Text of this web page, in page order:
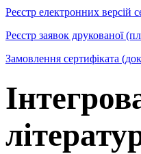
Реєстр електронних версій
Реєстр заявок друкованої
Замовлення сертифіката